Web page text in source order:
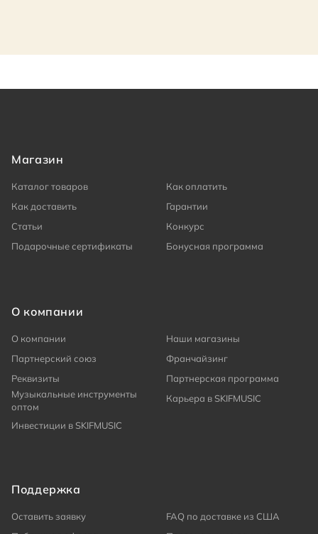
Магазин
Каталог товаров
Как оплатить
Как доставить
Гарантии
Статьи
Конкурс
Подарочные сертификаты
Бонусная программа
О компании
О компании
Наши магазины
Партнерский союз
Франчайзинг
Реквизиты
Партнерская программа
Музыкальные инструменты
оптом
Карьера в SKIFMUSIC
Инвестиции в SKIFMUSIC
Поддержка
Оставить заявку
FAQ по доставке из США